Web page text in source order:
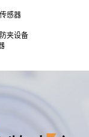
感器
夹设备